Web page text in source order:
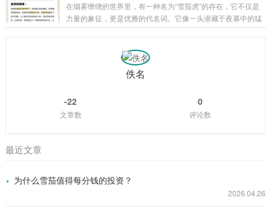
在烟雾缭绕的世界里，有一种名为“雪茄虎”的存在，它不仅是
力量的象征，更是优雅的代名词。它像一头潜藏于夜幕中的猛
兽，悄然释放出无法抗拒的魅力，缔造出力量与优雅交织出的
独特的生命力。 力量，是雪茄虎的骨骼与血脉。那烈焰般的烟
草，蕴藏着自然赐予的原始能量。每一次点燃，仿若复苏了隐
匿于深山大泽里的猛虎之魂，燃烧着不屈不挠的生命力。严苛
茄虎强烈而有层次的烟气，让人仿佛置身于力量...
佚名
-22
文章数
0
评论数
最近文章
为什么雪茄值得每分钱的投资？
2026.04.26